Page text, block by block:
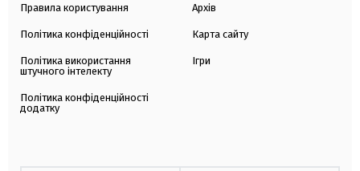
Правила користування
Політика конфіденційності
Політика використання
штучного інтелекту
Політика конфіденційності
додатку
Архів
Карта сайту
Ігри